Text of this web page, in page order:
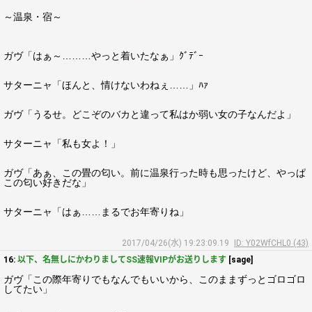
～温泉・宿～
ガヴ「はぁ～………やっと着いたなぁ」ｸﾞﾃﾞｰ
サターニャ「ほんと、情けないわねぇ……」ﾊｧ
ガヴ「うるせ。どこぞのバカと違って私はか弱い女の子なんだよ」
サターニャ「私も女よ！」
ガヴ「あぁ、この畳の匂い。前に温泉行った時も思ったけど、やっぱ
この匂い好きだな」
サターニャ「はぁ……まるでお年寄りね」
2017/04/26(水) 19:23:09.19
ID: Y02WfCHL0 (43)
16: 以下、名無しにかわりましてSS速報VIPがお送りします [sage]
ガヴ「この際年寄りでもなんでもいいから、このままずっとゴロゴロ
してたい」